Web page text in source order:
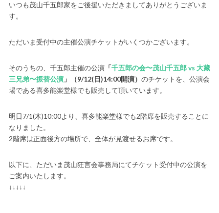
いつも茂山千五郎家をご後援いただきましてありがとうございま
す。
ただいま受付中の主催公演チケットがいくつかございます。
そのうちの、千五郎主催の公演「千五郎の会〜茂山千五郎 vs 大藏
三兄弟〜振替公演」（9/12(日)14:00開演） のチケットを、公演会
場である喜多能楽堂様でも販売して頂いています。
明日7/1(木)10:00より、喜多能楽堂様でも2階席を販売することに
なりました。
2階席は正面後方の場所で、全体が見渡せるお席です。
以下に、ただいま茂山狂言会事務局にてチケット受付中の公演を
ご案内いたします。
↓↓↓↓↓